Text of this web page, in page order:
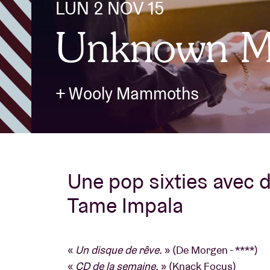
Infos
AB ❤ you
LUN 2 NOV 15
Unknown
+ Wooly Mammoths
Une pop sixties avec
Tame Impala
« Un disque de rêve. » (De Morgen - ****)
« CD de la semaine. » (Knack Focus)